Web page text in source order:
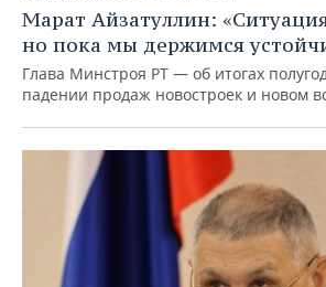
Марат Айзатуллин:
но пока мы держимся
Глава Минстроя РТ — об итогах
падении продаж новостроек и новом